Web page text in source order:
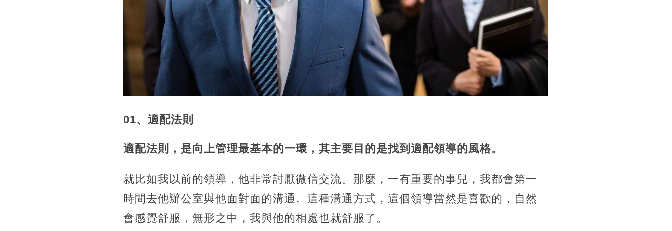
01、適配法則
適配法則，是向上管理最基本的一環，其主要目的是找到適配領導的風格。
就比如我以前的領導，他非常討厭微信交流。那麼，一有重要的事兒，我都會第一
時間去他辦公室與他面對面的溝通。這種溝通方式，這個領導當然是喜歡的，自然
會感覺舒服，無形之中，我與他的相處也就舒服了。